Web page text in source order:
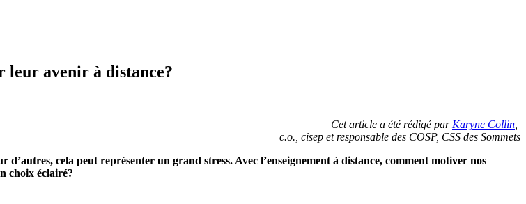
leur avenir à distance?
Cet article a été rédigé parKaryne Collin,
c.o., cisep et responsable des COSP, CSS des Sommets
cela peut représenter un grand stress. Avec l’enseignement à distance, comment motiver nos
choix éclairé?